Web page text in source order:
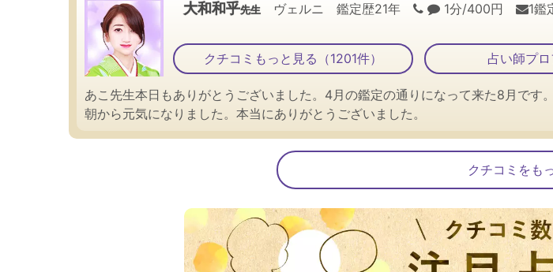
大和和乎先生 ヴェルニ 鑑定歴21年 1分/400円 1鑑
クチコミもっと見る（1201件） 占い師プ
あこ先生本日もありがとうございました。4月の鑑定の通りになって来た8月で
朝から元気になりました。本当にありがとうございました。
クチコミをも